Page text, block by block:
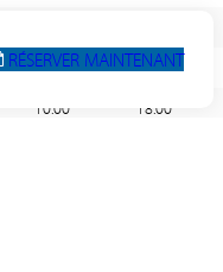
RÉSERVER MAINTENANT
08:00
18:00
10:00
18:00